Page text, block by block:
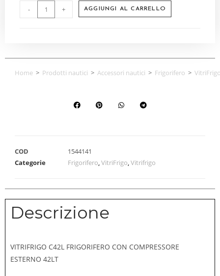
- + AGGIUNGI AL CARRELLO
Home > Prodotti nautici > Accessori nautici > Frigorifero >
COD
1544141
Categorie
Frigorifero,VitriFrigo,Vitrifrigo
Descrizione
VITRIFRIGO C42L FRIGORIFERO CON COMPRESSORE
ESTERNO 42LT